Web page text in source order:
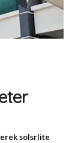
solsrlite